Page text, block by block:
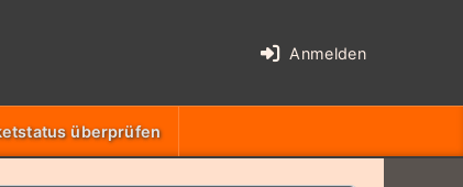
Anmelden
überprüfen